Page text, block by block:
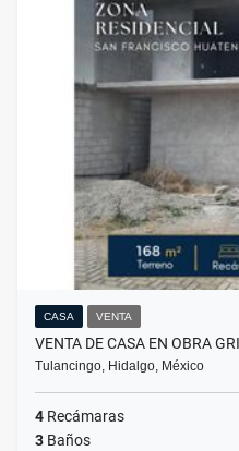
CASA VENTA
VENTA DE CASA EN OBRA
Tulancingo, Hidalgo, México
4 Recámaras
3 Baños